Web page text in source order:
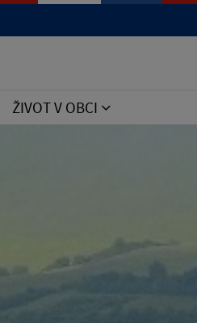
ŽIVOT V OBCI